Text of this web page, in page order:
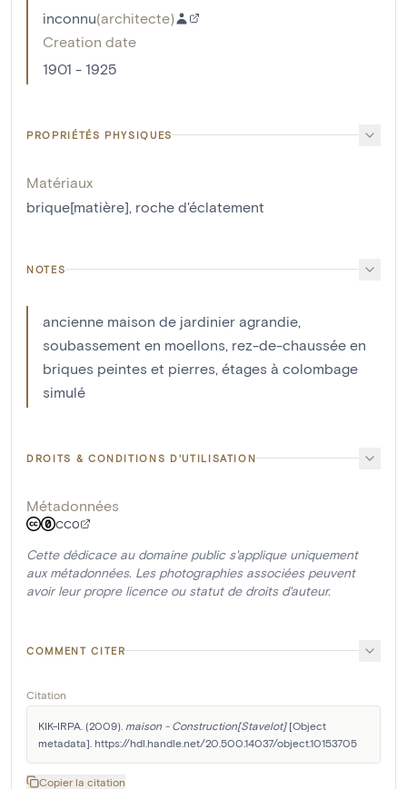
inconnu(architecte)
Creation date
1901 - 1925
PROPRIÉTÉS PHYSIQUES
Matériaux
brique[matière], roche d'éclatement
NOTES
ancienne maison de jardinier agrandie,
soubassement en moellons, rez-de-chaussée en
briques peintes et pierres, étages à colombage
simulé
DROITS & CONDITIONS D'UTILISATION
Métadonnées
CC0
Cette dédicace au domaine public s'applique uniquement
aux métadonnées. Les photographies associées peuvent
avoir leur propre licence ou statut de droits d'auteur.
COMMENT CITER
Citation
KIK-IRPA. (2009). maison - Construction[Stavelot] [Object
metadata]. https://hdl.handle.net/20.500.14037/object.10153705
Copier la citation